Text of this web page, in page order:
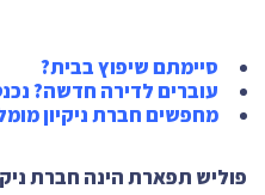
סיימתם שיפוץ בבית?
עוברים לדירה חדשה?
מחפשים חברת ניקיון
פוליש תפארת הינה חברת